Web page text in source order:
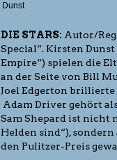
Dunst
DIE STARS: Autor/
Special“. Kirsten
Empire“) spielen die
an der Seite von Bill
Joel Edgerton brillierte
Adam Driver gehört
Sam Shepard ist nicht
Helden sind“),
den Pulitzer-Preis